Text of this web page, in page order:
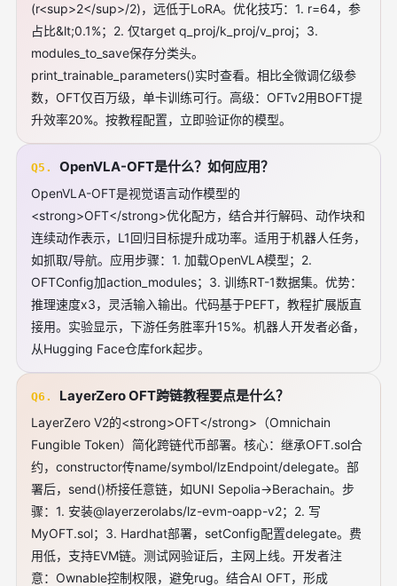
(r<sup>2</sup>/2)，远低于LoRA。优化技巧：1. r=64，参
占比&lt;0.1%；2. 仅target q_proj/k_proj/v_proj；3.
modules_to_save保存分类头。
print_trainable_parameters()实时查看。相比全微调亿级参
数，OFT仅百万级，单卡训练可行。高级：OFTv2用BOFT提
升效率20%。按教程配置，立即验证你的模型。
Q5. OpenVLA-OFT是什么？如何应用？
OpenVLA-OFT是视觉语言动作模型的
<strong>OFT</strong>优化配方，结合并行解码、动作块和
连续动作表示，L1回归目标提升成功率。适用于机器人任务，
如抓取/导航。应用步骤：1. 加载OpenVLA模型；2.
OFTConfig加action_modules；3. 训练RT-1数据集。优势：
推理速度x3，灵活输入输出。代码基于PEFT，教程扩展版直
接用。实验显示，下游任务胜率升15%。机器人开发者必备，
从Hugging Face仓库fork起步。
Q6. LayerZero OFT跨链教程要点是什么？
LayerZero V2的<strong>OFT</strong>（Omnichain
Fungible Token）简化跨链代币部署。核心：继承OFT.sol合
约，constructor传name/symbol/lzEndpoint/delegate。部
署后，send()桥接任意链，如UNI Sepolia→Berachain。步
骤：1. 安装@layerzerolabs/lz-evm-oapp-v2；2. 写
MyOFT.sol；3. Hardhat部署，setConfig配置delegate。费
用低，支持EVM链。测试网验证后，主网上线。开发者注
意：Ownable控制权限，避免rug。结合AI OFT，形成